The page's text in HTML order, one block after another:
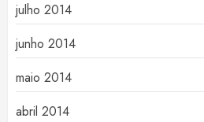
julho 2014
junho 2014
maio 2014
abril 2014